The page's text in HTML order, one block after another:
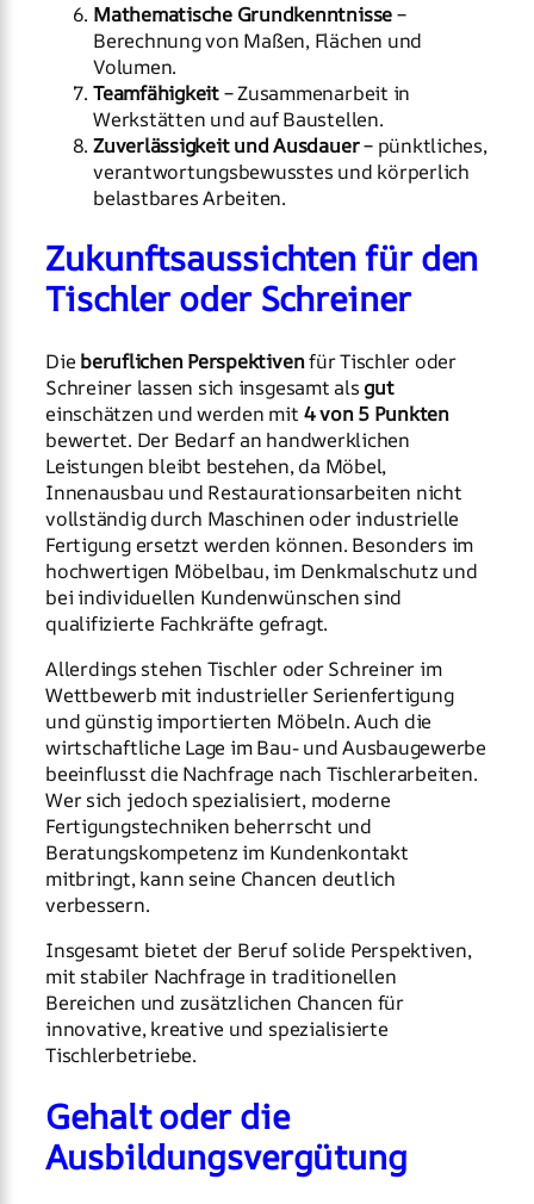
Mathematische Grundkenntnisse–
Berechnung von Maßen, Flächen und
Volumen.
Teamfähigkeit– Zusammenarbeit in
Werkstätten und auf Baustellen.
Zuverlässigkeit und Ausdauer– pünktliches,
verantwortungsbewusstes und körperlich
belastbares Arbeiten.
Zukunftsaussichten für den
Tischler oder Schreiner
Die beruflichen Perspektivenfür Tischler oder
Schreiner lassen sich insgesamt alsgut
einschätzen und werden mit 4 von 5 Punkten
bewertet. Der Bedarf an handwerklichen
Leistungen bleibt bestehen, da Möbel,
Innenausbau und Restaurationsarbeiten nicht
vollständig durch Maschinen oder industrielle
Fertigung ersetzt werden können. Besonders im
hochwertigen Möbelbau, im Denkmalschutz und
bei individuellen Kundenwünschen sind
qualifizierte Fachkräfte gefragt.
Allerdings stehen Tischler oder Schreiner im
Wettbewerb mit industrieller Serienfertigung
und günstig importierten Möbeln. Auch die
wirtschaftliche Lage im Bau- und Ausbaugewerbe
beeinflusst die Nachfrage nach Tischlerarbeiten.
Wer sich jedoch spezialisiert, moderne
Fertigungstechniken beherrscht und
Beratungskompetenz im Kundenkontakt
mitbringt, kann seine Chancen deutlich
verbessern.
Insgesamt bietet der Beruf solide Perspektiven,
mit stabiler Nachfrage in traditionellen
Bereichen und zusätzlichen Chancen für
innovative, kreative und spezialisierte
Tischlerbetriebe.
Gehalt oder die
Ausbildungsvergütung